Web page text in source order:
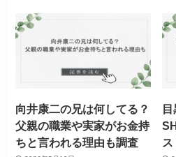
向井康二の兄は何してる？
父親の職業や実家がお金持
ちと言われる理由も調査